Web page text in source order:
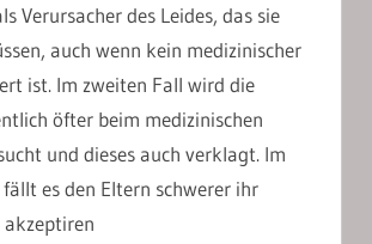
Verursacher des Leides, das sie
auch wenn kein medizinischer
ist. Im zweiten Fall wird die
öfter beim medizinischen
und dieses auch verklagt. Im
es den Eltern schwerer ihr
akzeptiren